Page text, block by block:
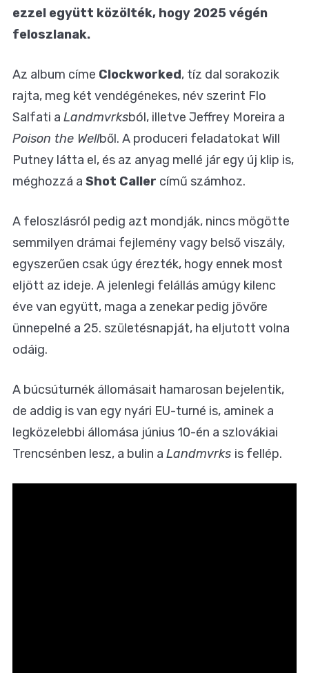
ezzel együtt közölték, hogy 2025 végén
feloszlanak.
Az album címe Clockworked, tíz dal sorakozik
rajta, meg két vendégénekes, név szerint Flo
Salfati a Landmvrksból, illetve Jeffrey Moreira a
Poison the Wellből. A produceri feladatokat Will
Putney látta el, és az anyag mellé jár egy új klip is,
méghozzá a Shot Caller című számhoz.
A feloszlásról pedig azt mondják, nincs mögötte
semmilyen drámai fejlemény vagy belső viszály,
egyszerűen csak úgy érezték, hogy ennek most
eljött az ideje. A jelenlegi felállás amúgy kilenc
éve van együtt, maga a zenekar pedig jövőre
ünnepelné a 25. születésnapját, ha eljutott volna
odáig.
A búcsúturnék állomásait hamarosan bejelentik,
de addig is van egy nyári EU-turné is, aminek a
legközelebbi állomása június 10-én a szlovákiai
Trencsénben lesz, a bulin a Landmvrks is fellép.